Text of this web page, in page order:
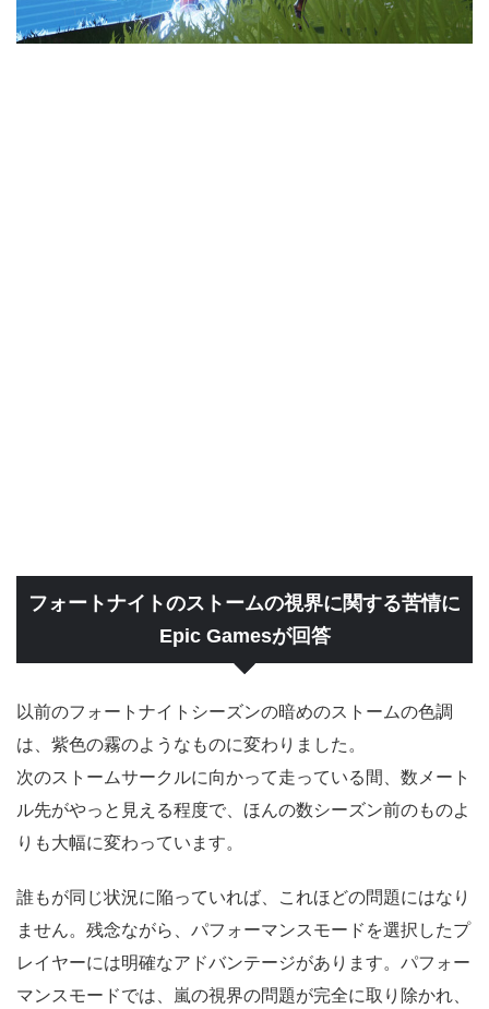
フォートナイトのストームの視界に関する苦情に
Epic Gamesが回答
以前のフォートナイトシーズンの暗めのストームの色調
は、紫色の霧のようなものに変わりました。
次のストームサークルに向かって走っている間、数メート
ル先がやっと見える程度で、ほんの数シーズン前のものよ
りも大幅に変わっています。
誰もが同じ状況に陥っていれば、これほどの問題にはなり
ません。残念ながら、パフォーマンスモードを選択したプ
レイヤーには明確なアドバンテージがあります。パフォー
マンスモードでは、嵐の視界の問題が完全に取り除かれ、